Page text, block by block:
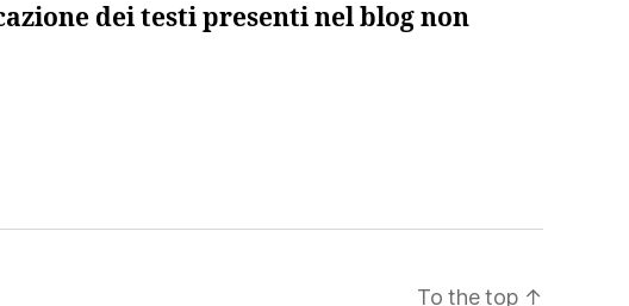
dei testi presenti nel blog non
To the top ↑